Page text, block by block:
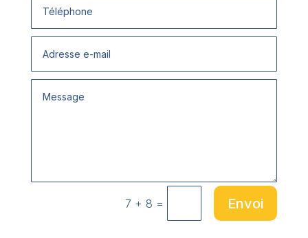
7 + 8 = Envoi